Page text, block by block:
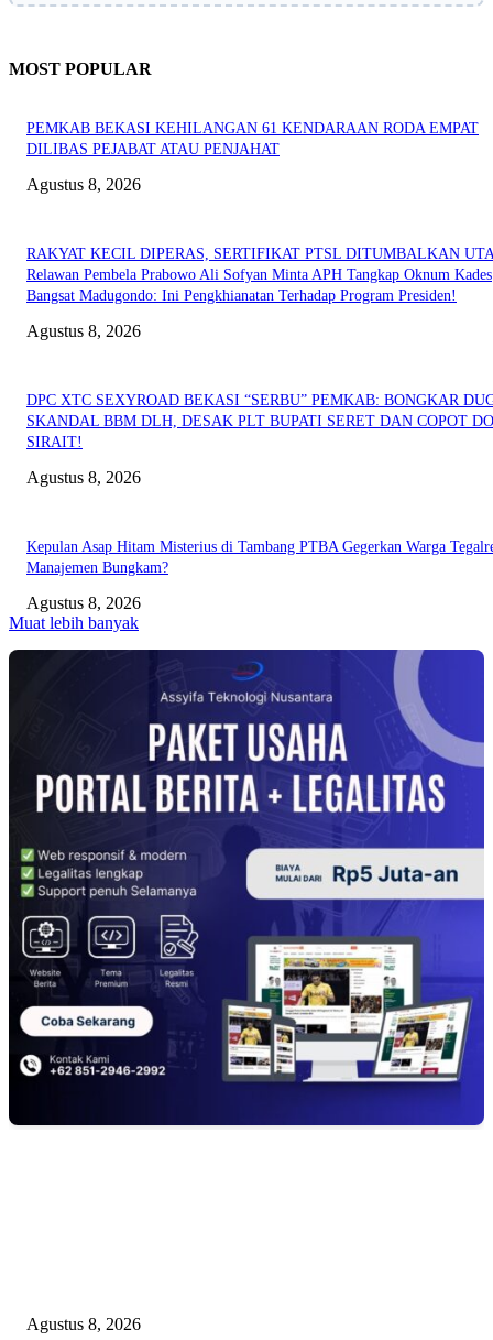
MOST POPULAR
PEMKAB BEKASI KEHILANGAN 61 KENDARAAN RODA EMPAT
DILIBAS PEJABAT ATAU PENJAHAT
Agustus 8, 2026
RAKYAT KECIL DIPERAS, SERTIFIKAT PTSL DITUMBALKAN
Relawan Pembela Prabowo Ali Sofyan Minta APH Tangkap Oknum Kades
Bangsat Madugondo: Ini Pengkhianatan Terhadap Program Presiden!
Agustus 8, 2026
DPC XTC SEXYROAD BEKASI “SERBU” PEMKAB: BONGKAR
SKANDAL BBM DLH, DESAK PLT BUPATI SERET DAN COPOT
SIRAIT!
Agustus 8, 2026
Kepulan Asap Hitam Misterius di Tambang PTBA Gegerkan Warga
Manajemen Bungkam?
Agustus 8, 2026
Muat lebih banyak
Agustus 8, 2026